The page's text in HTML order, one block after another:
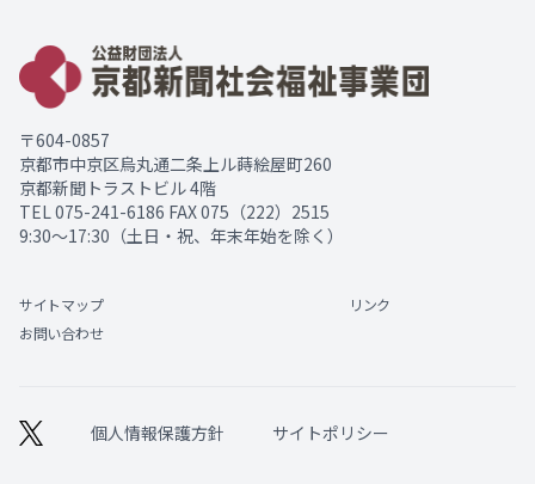
〒604-0857
京都市中京区烏丸通二条上ル蒔絵屋町260
京都新聞トラストビル 4階
TEL 075-241-6186 FAX 075（222）2515
9:30～17:30（土日・祝、年末年始を除く）
サイトマップ
リンク
お問い合わせ
個人情報保護方針 サイトポリシー